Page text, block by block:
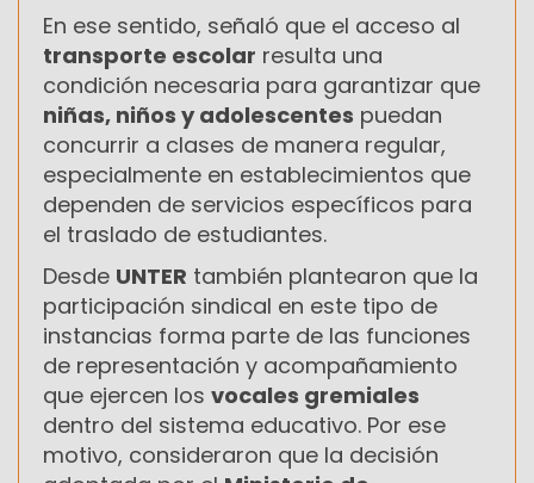
En ese sentido, señaló que el acceso al
transporte escolar resulta una
condición necesaria para garantizar que
niñas, niños y adolescentes puedan
concurrir a clases de manera regular,
especialmente en establecimientos que
dependen de servicios específicos para
el traslado de estudiantes.
Desde UNTER también plantearon que la
participación sindical en este tipo de
instancias forma parte de las funciones
de representación y acompañamiento
que ejercen los vocales gremiales
dentro del sistema educativo. Por ese
motivo, consideraron que la decisión